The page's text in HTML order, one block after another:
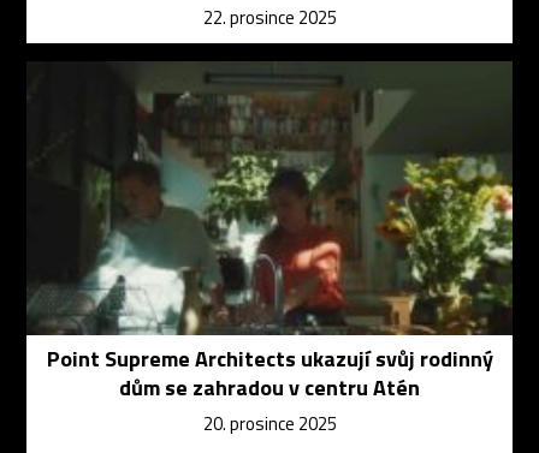
22. prosince 2025
Point Supreme Architects ukazují svůj rodinný
dům se zahradou v centru Atén
20. prosince 2025